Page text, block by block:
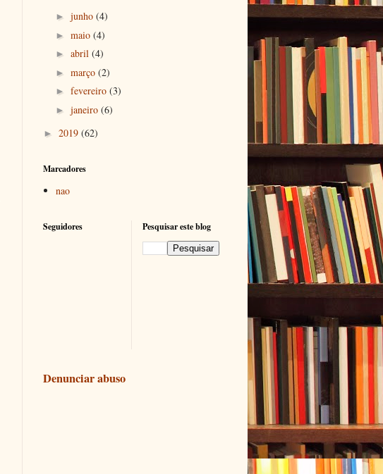
► junho (4)
► maio (4)
► abril (4)
► março (2)
► fevereiro (3)
► janeiro (6)
► 2019 (62)
Marcadores
nao
Seguidores Pesquisar este blog
Denunciar abuso